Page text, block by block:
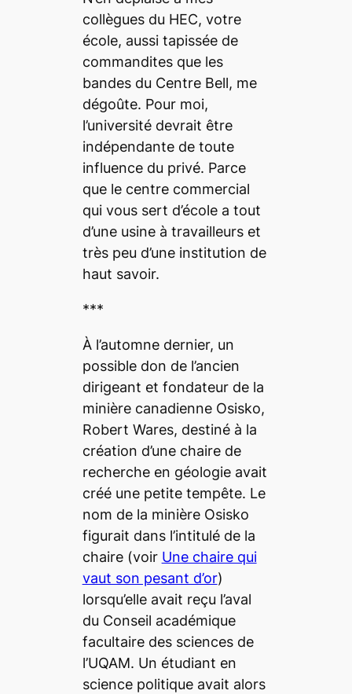
collègues du HEC, votre
école, aussi tapissée de
commandites que les
bandes du Centre Bell, me
dégoûte. Pour moi,
l’université devrait être
indépendante de toute
influence du privé. Parce
que le centre commercial
qui vous sert d’école a tout
d’une usine à travailleurs et
très peu d’une institution de
haut savoir.
***
À l’automne dernier, un
possible don de l’ancien
dirigeant et fondateur de la
minière canadienne Osisko,
Robert Wares, destiné à la
création d’une chaire de
recherche en géologie avait
créé une petite tempête. Le
nom de la minière Osisko
figurait dans l’intitulé de la
chaire (voir Une chaire qui
vaut son pesant d’or)
lorsqu’elle avait reçu l’aval
du Conseil académique
facultaire des sciences de
l’UQAM. Un étudiant en
science politique avait alors